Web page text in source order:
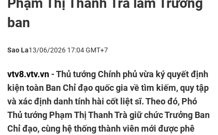
ban
Sao La13/06/2026 17:04 GMT+7
vtv8.vtv.vn - Thủ tướng Chính phủ vừa ký quyết định
kiện toàn Ban Chỉ đạo quốc gia về tìm kiếm, quy tập
và xác định danh tính hài cốt liệt sĩ. Theo đó, Phó
Thủ tướng Phạm Thị Thanh Trà giữ chức Trưởng Ban
Chỉ đạo, cùng hệ thống thành viên mới được phê